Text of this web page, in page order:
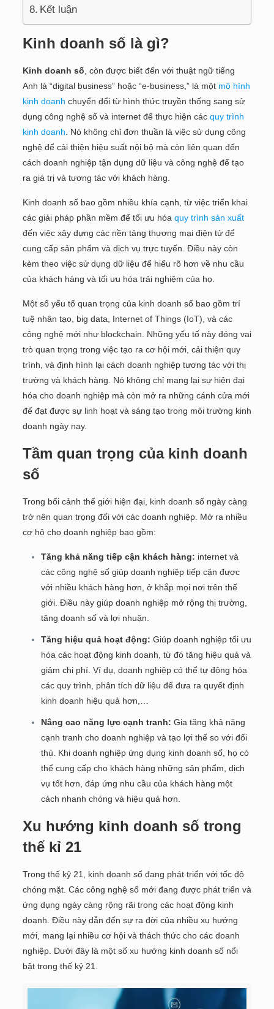
Kết luận
Kinh doanh số là gì?
Kinh doanh số, còn được biết đến với thuật ngữ tiếng
Anh là “digital business” hoặc “e-business,” là một mô hình
kinh doanh chuyển đổi từ hình thức truyền thống sang sử
dụng công nghệ số và internet để thực hiện các quy trình
kinh doanh. Nó không chỉ đơn thuần là việc sử dụng công
nghệ để cải thiện hiệu suất nội bộ mà còn liên quan đến
cách doanh nghiệp tận dụng dữ liệu và công nghệ để tạo
ra giá trị và tương tác với khách hàng.
Kinh doanh số bao gồm nhiều khía cạnh, từ việc triển khai
các giải pháp phần mềm để tối ưu hóa quy trình sản xuất
đến việc xây dựng các nền tảng thương mại điện tử để
cung cấp sản phẩm và dịch vụ trực tuyến. Điều này còn
kèm theo việc sử dụng dữ liệu để hiểu rõ hơn về nhu cầu
của khách hàng và tối ưu hóa trải nghiệm của họ.
Một số yếu tố quan trọng của kinh doanh số bao gồm trí
tuệ nhân tạo, big data, Internet of Things (IoT), và các
công nghệ mới như blockchain. Những yếu tố này đóng vai
trò quan trọng trong việc tạo ra cơ hội mới, cải thiện quy
trình, và định hình lại cách doanh nghiệp tương tác với thị
trường và khách hàng. Nó không chỉ mang lại sự hiện đại
hóa cho doanh nghiệp mà còn mở ra những cánh cửa mới
để đạt được sự linh hoạt và sáng tạo trong môi trường kinh
doanh ngày nay.
Tầm quan trọng của kinh doanh
số
Trong bối cảnh thế giới hiện đại, kinh doanh số ngày càng
trở nên quan trọng đối với các doanh nghiệp. Mở ra nhiều
cơ hộ cho doanh nghiệp bao gồm:
Tăng khả năng tiếp cận khách hàng: internet và
các công nghệ số giúp doanh nghiệp tiếp cận được
với nhiều khách hàng hơn, ở khắp mọi nơi trên thế
giới. Điều này giúp doanh nghiệp mở rộng thị trường,
tăng doanh số và lợi nhuận.
Tăng hiệu quả hoạt động: Giúp doanh nghiệp tối ưu
hóa các hoạt động kinh doanh, từ đó tăng hiệu quả và
giảm chi phí. Ví dụ, doanh nghiệp có thể tự động hóa
các quy trình, phân tích dữ liệu để đưa ra quyết định
kinh doanh hiệu quả hơn,…
Nâng cao năng lực cạnh tranh: Gia tăng khả năng
cạnh tranh cho doanh nghiệp và tạo lợi thế so với đối
thủ. Khi doanh nghiệp ứng dụng kinh doanh số, họ có
thể cung cấp cho khách hàng những sản phẩm, dịch
vụ tốt hơn, đáp ứng nhu cầu của khách hàng một
cách nhanh chóng và hiệu quả hơn.
Xu hướng kinh doanh số trong
thế kỉ 21
Trong thế kỷ 21, kinh doanh số đang phát triển với tốc độ
chóng mặt. Các công nghệ số mới đang được phát triển và
ứng dụng ngày càng rộng rãi trong các hoạt động kinh
doanh. Điều này dẫn đến sự ra đời của nhiều xu hướng
mới, mang lại nhiều cơ hội và thách thức cho các doanh
nghiệp. Dưới đây là một số xu hướng kinh doanh số nổi
bật trong thế kỷ 21.